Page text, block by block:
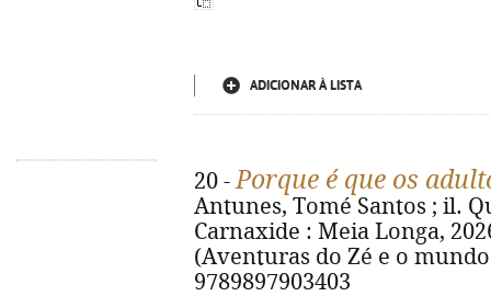
ADICIONAR À LISTA
20 -Porque é que os
Antunes, Tomé Santos ; il.
Carnaxide : Meia Longa,
(Aventuras do Zé e o
9789897903403